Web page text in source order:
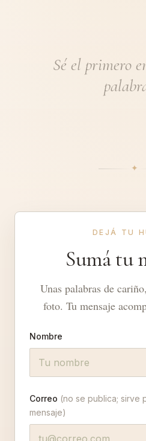
Sé el primero
✦︎
DEJÁ TU
Sumá tu
Unas palabras de
foto. Tu mensaje
Nombre
Correo (no se publica; sirve
mensaje)